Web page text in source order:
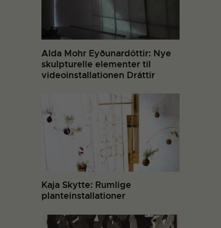
Alda Mohr Eyðunardóttir: Nye
skulpturelle elementer til
videoinstallationen Dráttir
Kaja Skytte: Rumlige
planteinstallationer